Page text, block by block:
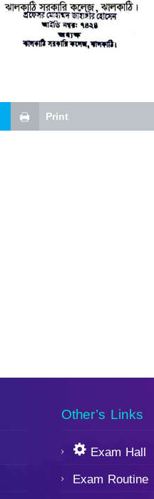
Print
Other’s Links
Exam Hall
Exam Routine